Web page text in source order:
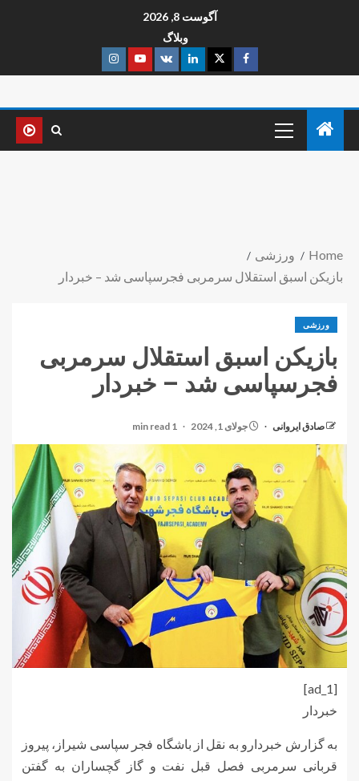
آگوست 8, 2026
وبلاگ
Home
ورزشی
بازیکن اسبق استقلال سرمربی فجرسپاسی شد – خبردار
ورزشی
بازیکن اسبق استقلال سرمربی
فجرسپاسی شد – خبردار
صادق ایروانی جولای 1, 2024 1 min read
[ad_1]
خبردار
به گزارش خبردارو به نقل از باشگاه فجر سپاسی شیراز، پیروز
قربانی سرمربی فصل قبل نفت و گاز گچساران به گفتن